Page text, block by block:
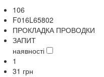
106
F016L65802
ПРОКЛАДКА ПРОВОДКИ
ЗАПИТ
наявності
1
31 грн